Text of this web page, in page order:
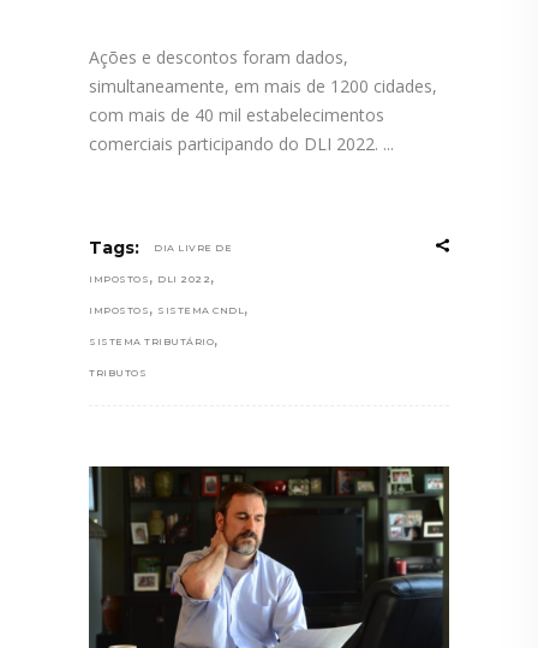
Ações e descontos foram dados,
simultaneamente, em mais de 1200 cidades,
com mais de 40 mil estabelecimentos
comerciais participando do DLI 2022.
Tags: DIA LIVRE DE
IMPOSTOS , DLI 2022 ,
IMPOSTOS , SISTEMA CNDL,
SISTEMA TRIBUTÁRIO,
TRIBUTOS